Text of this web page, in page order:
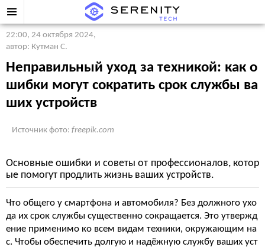
22:00, 24 октября 2024,
автор: Кутман С.
Неправильный уход за техникой: как о
шибки могут сократить срок службы ва
ших устройств
Источник фото: freepik.com
Основные ошибки и советы от профессионалов, котор
ые помогут продлить жизнь ваших устройств.
Что общего у смартфона и автомобиля? Без должного ухо
да их срок службы существенно сокращается. Это утвержд
ение применимо ко всем видам техники, окружающим на
с. Чтобы обеспечить долгую и надёжную службу ваших уст